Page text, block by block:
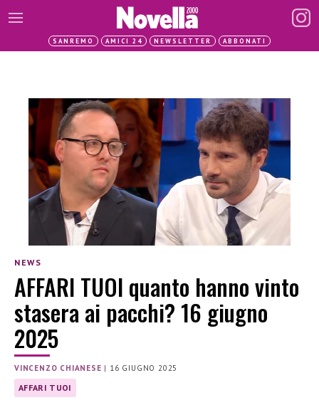
SANREMO AMICI 24 NEWSLETTER ABBONATI
NEWS
AFFARI TUOI quanto hanno vinto
stasera ai pacchi? 16 giugno
2025
VINCENZO CHIANESE | 16 GIUGNO 2025
AFFARI TUOI